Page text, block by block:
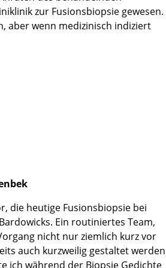
aber damit konnte/kann ich
eine rege Diskussion unter
das gleiche Thema verarbeiten
geholfen.
Abläufe &
Klinik.
zur Fusionsbiopsie gewesen.
aber wenn medizinisch indiziert
Involvierten: Information,
Behandlung.
Team versorgt den
Informationen und ist in
hat, aber die professionelle
für Vertrauen und Zuversicht
die heutige Fusionsbiopsie bei
Ein routiniertes Team,
nicht nur ziemlich kurz vor
auch kurzweilig gestaltet werden
ich während der Biopsie Gedichte